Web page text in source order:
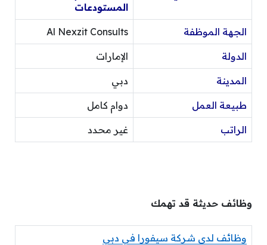
المستودعات
الجهة الموظفة Al Nexzit Consults
الدولة الإمارات
المدينة دبي
طبيعة العمل دوام كامل
الراتب غير محدد
وظائف حديثة قد تهمك
وظائف لدى شركة سيفورا في دبي